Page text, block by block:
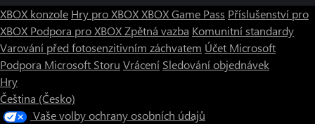
XBOX konzole Hry pro XBOXXBOX Game Pass Příslušenství pro
XBOX Podpora pro XBOXZpětná vazba Komunitní standardy
Varování před fotosenzitivním záchvatem Účet Microsoft
Podpora Microsoft Storu Vrácení Sledování objednávek
Hry
Čeština (Česko)
Vaše volby ochrany osobních údajů